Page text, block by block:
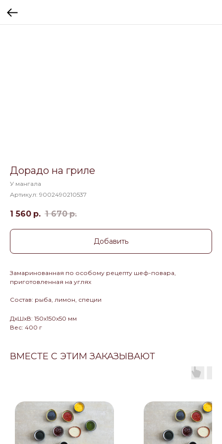
Дорадо на гриле
У мангала
Артикул: 9002490210537
1 560 р. 1 670 р.
Добавить
Замаринованная по особому рецепту шеф-повара,
приготовленная на углях
Состав: рыба, лимон, специи
ДxШxВ: 150x150x50 мм
Вес: 400 г
ВМЕСТЕ С ЭТИМ ЗАКАЗЫВАЮТ